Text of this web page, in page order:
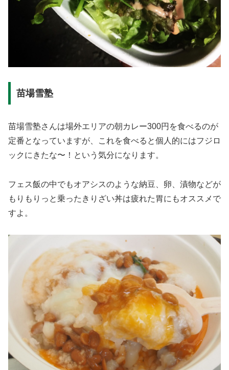
苗場雪塾
苗場雪塾さんは場外エリアの朝カレー300円を食べるのが
定番となっていますが、これを食べると個人的にはフジロ
ックにきたな〜！という気分になります。
フェス飯の中でもオアシスのような納豆、卵、漬物などが
もりもりっと乗ったきりざい丼は疲れた胃にもオススメで
すよ。